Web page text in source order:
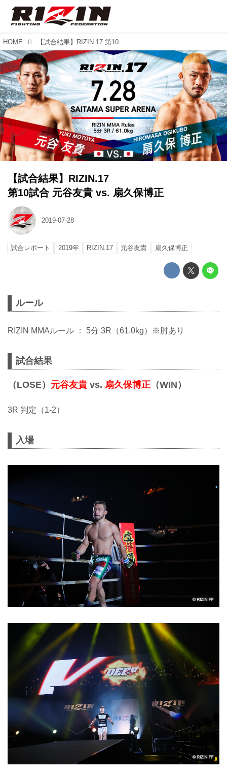
HOME 【試合結果】RIZIN.17 第10試合 元谷友貴 vs. 扇久保博正
【試合結果】RIZIN.17
第10試合 元谷友貴 vs. 扇久保博正
2019-07-28
試合レポート 2019年 RIZIN.17 元谷友貴 扇久保博正
ルール
RIZIN MMAルール ： 5分 3R（61.0kg）※肘あり
試合結果
（LOSE） 元谷友貴 vs. 扇久保博正 （WIN）
3R 判定（1-2）
入場